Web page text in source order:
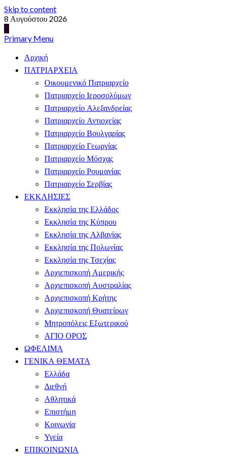
Skip to content
8 Αυγούστου 2026
Primary Menu
Αρχική
ΠΑΤΡΙΑΡΧΕΙΑ
Οικουμενικό Πατριαρχείο
Πατριαρχείο Ιεροσολύμων
Πατριαρχείο Αλεξανδρείας
Πατριαρχείο Αντιοχείας
Πατριαρχείο Βουλγαρίας
Πατριαρχείο Γεωργίας
Πατριαρχείο Μόσχας
Πατριαρχείο Ρουμανίας
Πατριαρχείο Σερβίας
ΕΚΚΛΗΣΙΕΣ
Εκκλησία της Ελλάδος
Εκκλησία της Κύπρου
Εκκλησία της Αλβανίας
Εκκλησία της Πολωνίας
Εκκλησία της Τσεχίας
Αρχιεπισκοπή Αμερικής
Αρχιεπισκοπή Αυστραλίας
Αρχιεπισκοπή Κρήτης
Αρχιεπισκοπή Θυατείρων
Μητροπόλεις Εξωτερικού
ΑΓΙΟ ΟΡΟΣ
ΩΦΕΛΙΜΑ
ΓΕΝΙΚΑ ΘΕΜΑΤΑ
Ελλάδα
Διεθνή
Αθλητικά
Επιστήμη
Κοινωνία
Υγεία
ΕΠΙΚΟΙΝΩΝΙΑ